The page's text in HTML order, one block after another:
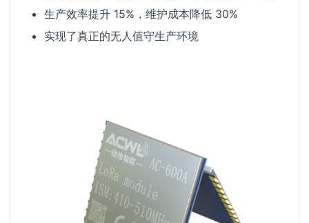
生产效率提升 15%，维护成本降低 30%
实现了真正的无人值守生产环境